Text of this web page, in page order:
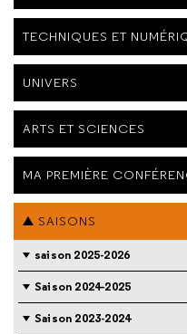
TECHNIQUES ET
UNIVERS
ARTS ET SCIENCES
MA PREMIÈRE
SAISONS
saison 2025-2026
Saison 2024-2025
Saison 2023-2024